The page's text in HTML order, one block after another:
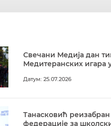
Свечани Медија дан
Медитеранских игара
Датум: 25.07.2026
Танасковић
федерације за